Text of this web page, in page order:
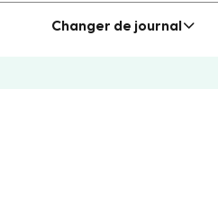
Changer de journal